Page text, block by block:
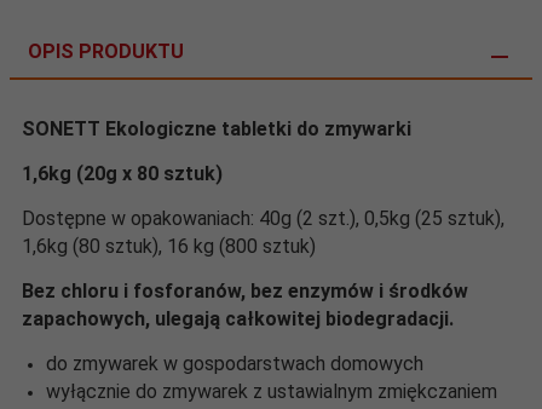
OPIS PRODUKTU
SONETT Ekologiczne tabletki do zmywarki
1,6kg (20g x 80 sztuk)
Dostępne w opakowaniach: 40g (2 szt.), 0,5kg (25 sztuk),
1,6kg (80 sztuk), 16 kg (800 sztuk)
Bez chloru i fosforanów, bez enzymów i środków
zapachowych, ulegają całkowitej biodegradacji.
do zmywarek w gospodarstwach domowych
wyłącznie do zmywarek z ustawialnym zmiękczaniem